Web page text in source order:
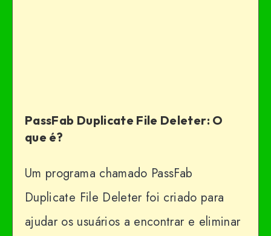
PassFab Duplicate File Deleter: O
que é?
Um programa chamado PassFab
Duplicate File Deleter foi criado para
ajudar os usuários a encontrar e eliminar